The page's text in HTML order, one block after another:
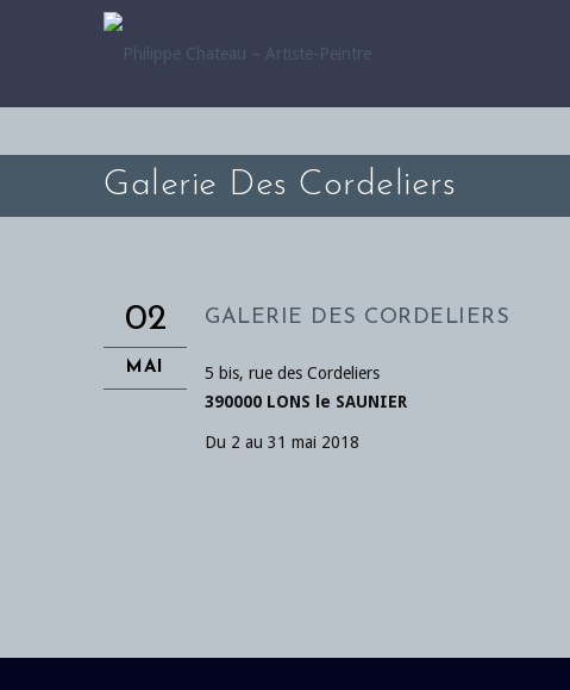
Galerie Des Cordeliers
02
MAI
GALERIE DES CORDELIERS
5 bis, rue des Cordeliers
390000 LONS le SAUNIER
Du 2 au 31 mai 2018